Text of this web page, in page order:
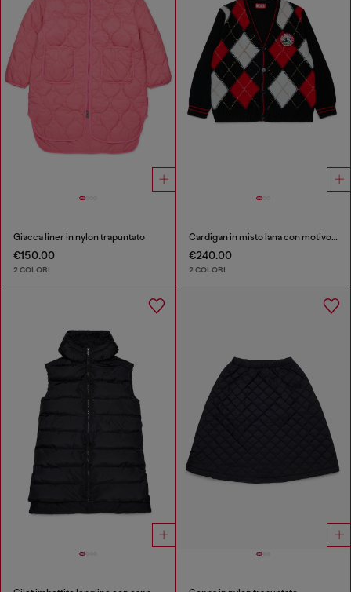
Giacca liner in nylon trapuntato
€150.00
2 COLORI
Cardigan in misto lana con motivo argyle
€240.00
2 COLORI